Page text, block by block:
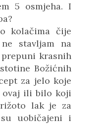
5 osmjeha. I
kolačima čije
stavljam na
krasnih
Božićnih
za jelo koje
ovaj ili bilo koji
lak je za
uobičajeni i